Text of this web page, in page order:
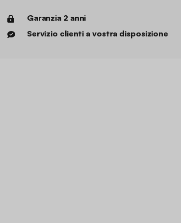
Garanzia 2 anni
Servizio clienti a vostra disposizione